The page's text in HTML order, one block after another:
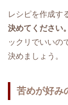
レシピを作成す
決めてください。
ックリでいいの
決めましょう。
苦めが好み